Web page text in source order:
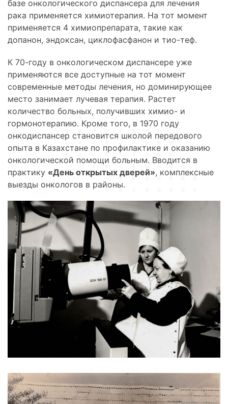
базе онкологического диспансера для лечения
рака применяется химиотерапия. На тот момент
применяется 4 химиопрепарата, такие как
допанон, эндоксан, циклофасфанон и тио-теф.
К 70-году в онкологическом диспансере уже
применяются все доступные на тот момент
современные методы лечения, но доминирующее
место занимает лучевая терапия. Растет
количество больных, получивших химио- и
гормонотерапию. Кроме того, в 1970 году
онкодиспансер становится школой передового
опыта в Казахстане по профилактике и оказанию
онкологической помощи больным. Вводится в
практику «День открытых дверей», комплексные
выезды онкологов в районы.